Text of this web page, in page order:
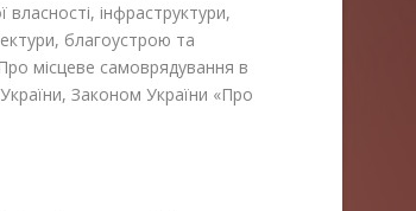
власності, інфраструктури,
благоустрою та
місцеве самоврядування в
Законом України «Про